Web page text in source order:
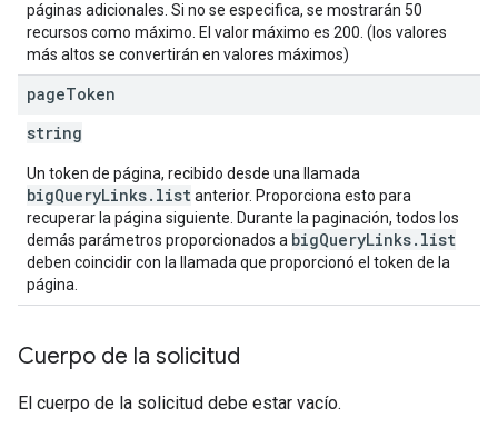
páginas adicionales. Si no se especifica, se mostrarán 50
recursos como máximo. El valor máximo es 200. (los valores
más altos se convertirán en valores máximos)
pageToken
string
Un token de página, recibido desde una llamada
bigQueryLinks.listanterior. Proporciona esto para
recuperar la página siguiente. Durante la paginación, todos los
demás parámetros proporcionados a bigQueryLinks.list
deben coincidir con la llamada que proporcionó el token de la
página.
Cuerpo de la solicitud
El cuerpo de la solicitud debe estar vacío.